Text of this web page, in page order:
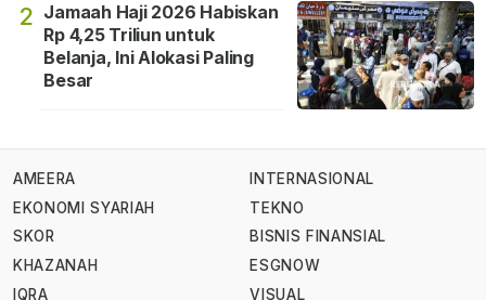
2 Jamaah Haji 2026 Habiskan
Rp 4,25 Triliun untuk
Belanja, Ini Alokasi Paling
Besar
AMEERA
EKONOMI SYARIAH
SKOR
KHAZANAH
IQRA
INTERNASIONAL
TEKNO
BISNIS FINANSIAL
ESGNOW
VISUAL